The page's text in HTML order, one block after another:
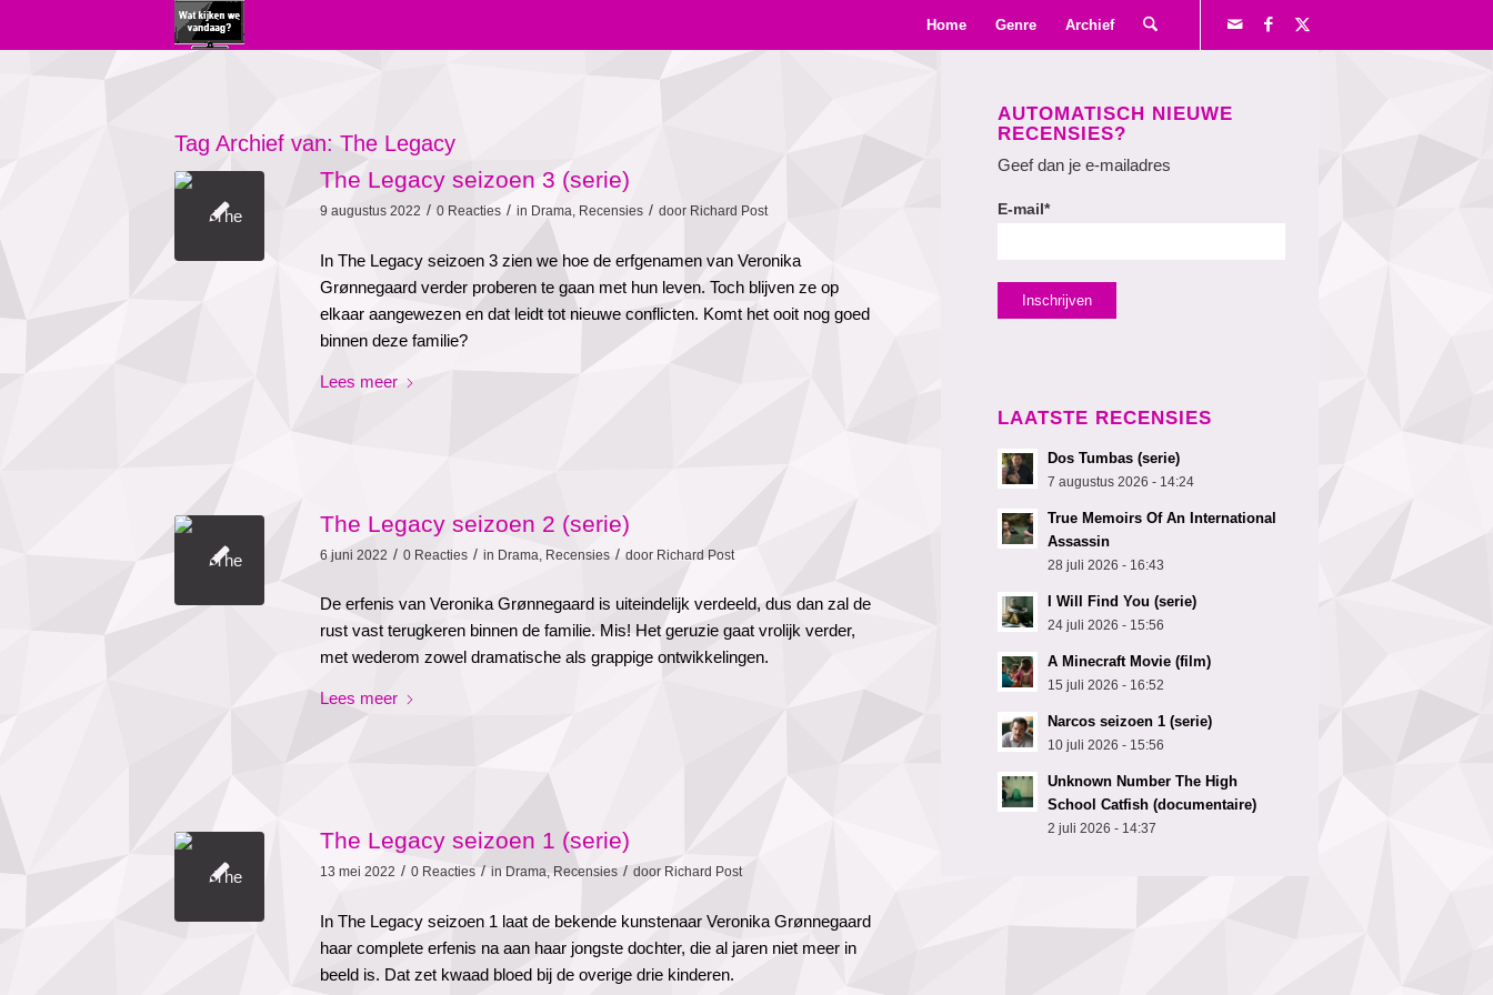
Home Genre Archief
Tag Archief van: The Legacy
The Legacy seizoen 3 (serie)
9 augustus 2022 / 0 Reacties / in Drama, Recensies / door Richard Post
In The Legacy seizoen 3 zien we hoe de erfgenamen van Veronika
Grønnegaard verder proberen te gaan met hun leven. Toch blijven ze op
elkaar aangewezen en dat leidt tot nieuwe conflicten. Komt het ooit nog goed
binnen deze familie?
Lees meer
The Legacy seizoen 2 (serie)
6 juni 2022 / 0 Reacties / in Drama Recensies / door Richard Post
De erfenis van Veronika Grønnegaard is uiteindelijk verdeeld, dus dan zal de
rust vast terugkeren binnen de familie. Mis! Het geruzie gaat vrolijk verder,
met wederom zowel dramatische als grappige ontwikkelingen.
Lees meer
The Legacy seizoen 1 (serie)
13 mei 2022 / 0 Reacties / in Drama, Recensies / door Richard Post
In The Legacy seizoen 1 laat de bekende kunstenaar Veronika Grønnegaard
haar complete erfenis na aan haar jongste dochter, die al jaren niet meer in
beeld is. Dat zet kwaad bloed bij de overige drie kinderen.
AUTOMATISCH NIEUWE
RECENSIES?
Geef dan je e-mailadres
E-mail*
LAATSTE RECENSIES
Dos Tumbas (serie)
7 augustus 2026 - 14:24
True Memoirs Of An International
Assassin
28 juli 2026 - 16:43
I Will Find You (serie)
24 juli 2026 - 15:56
A Minecraft Movie (film)
15 juli 2026 - 16:52
Narcos seizoen 1 (serie)
10 juli 2026 - 15:56
Unknown Number The High
School Catfish (documentaire)
2 juli 2026 - 14:37